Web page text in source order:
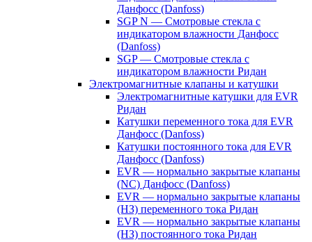
Данфосс (Danfoss)
SGP N — Смотровые стекла с
индикатором влажности Данфосс
(Danfoss)
SGP — Смотровые стекла с
индикатором влажности Ридан
Электромагнитные клапаны и катушки
Электромагнитные катушки для EVR
Ридан
Катушки переменного тока для EVR
Данфосс (Danfoss)
Катушки постоянного тока для EVR
Данфосс (Danfoss)
EVR — нормально закрытые клапаны
(NC) Данфосс (Danfoss)
EVR — нормально закрытые клапаны
(НЗ) переменного тока Ридан
EVR — нормально закрытые клапаны
(НЗ) постоянного тока Ридан